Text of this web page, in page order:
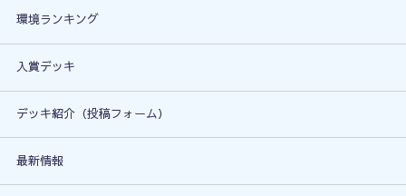
環境ランキング
入賞デッキ
デッキ紹介（投稿フォーム）
最新情報